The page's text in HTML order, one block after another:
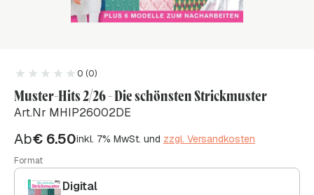
0 (0)
Muster-Hits 2/26 - Die schönsten Strickmuster
Art.Nr MHIP26002DE
Ab€ 6.50inkl. 7% MwSt. und zzgl. Versandkosten
Format
Digital